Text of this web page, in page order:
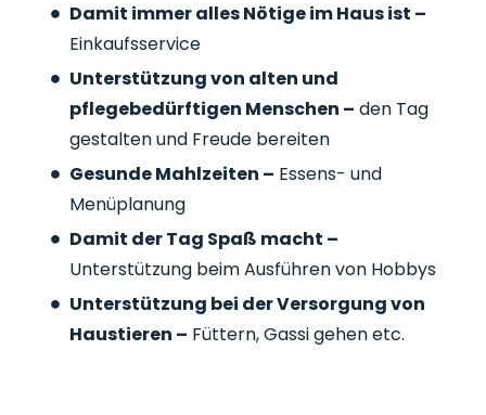
Damit immer alles Nötige im Haus ist –
Einkaufsservice
Unterstützung von alten und
pflegebedürftigen Menschen – den Tag
gestalten und Freude bereiten
Gesunde Mahlzeiten – Essens- und
Menüplanung
Damit der Tag Spaß macht –
Unterstützung beim Ausführen von Hobbys
Unterstützung bei der Versorgung von
Haustieren – Füttern, Gassi gehen etc.